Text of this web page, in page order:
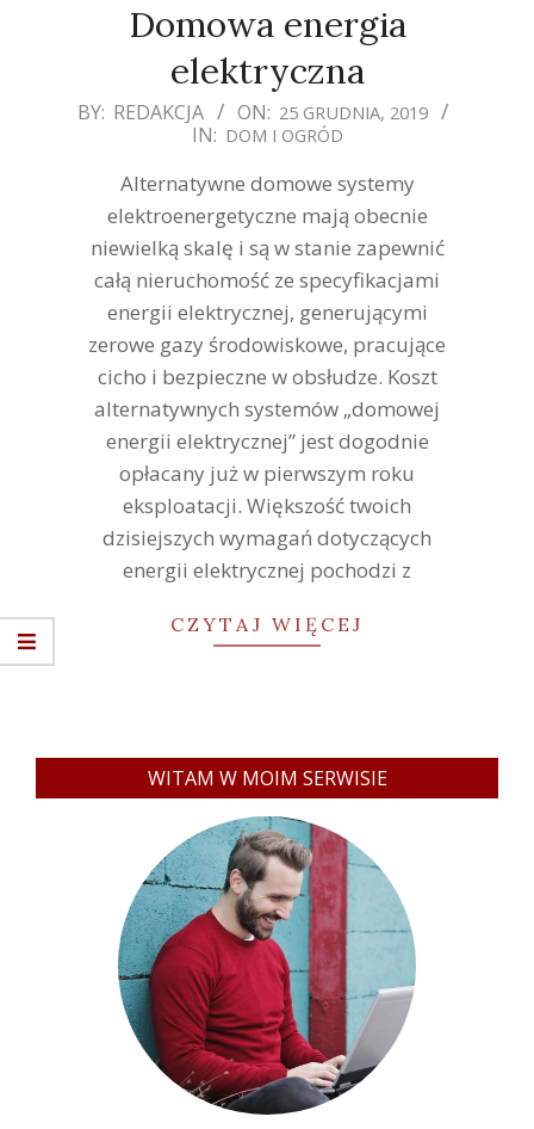
Domowa energia
elektryczna
2019-
BY: REDAKCJA ON: 25 GRUDNIA, 2019
IN: DOM I OGRÓD
Alternatywne domowe systemy
elektroenergetyczne mają obecnie
niewielką skalę i są w stanie zapewnić
całą nieruchomość ze specyfikacjami
energii elektrycznej, generującymi
zerowe gazy środowiskowe, pracujące
cicho i bezpieczne w obsłudze. Koszt
alternatywnych systemów „domowej
energii elektrycznej” jest dogodnie
opłacany już w pierwszym roku
eksploatacji. Większość twoich
dzisiejszych wymagań dotyczących
energii elektrycznej pochodzi z
CZYTAJ WIĘCEJ
WITAM W MOIM SERWISIE